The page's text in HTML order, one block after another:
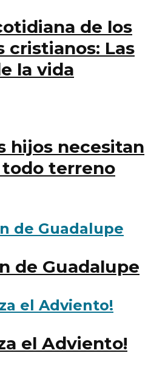
de los
cristianos: Las
la vida
hijos necesitan
todo terreno
de Guadalupe
el Adviento!